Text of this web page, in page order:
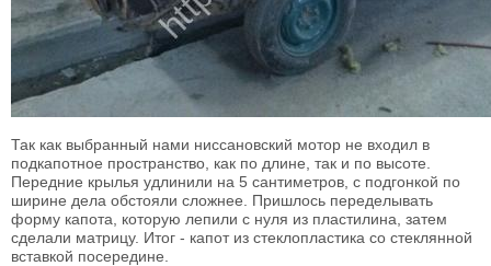
Так как выбранный нами ниссановский мотор не входил в
подкапотное пространство, как по длине, так и по высоте.
Передние крылья удлинили на 5 сантиметров, с подгонкой по
ширине дела обстояли сложнее. Пришлось переделывать
форму капота, которую лепили с нуля из пластилина, затем
сделали матрицу. Итог - капот из стеклопластика со стеклянной
вставкой посередине.